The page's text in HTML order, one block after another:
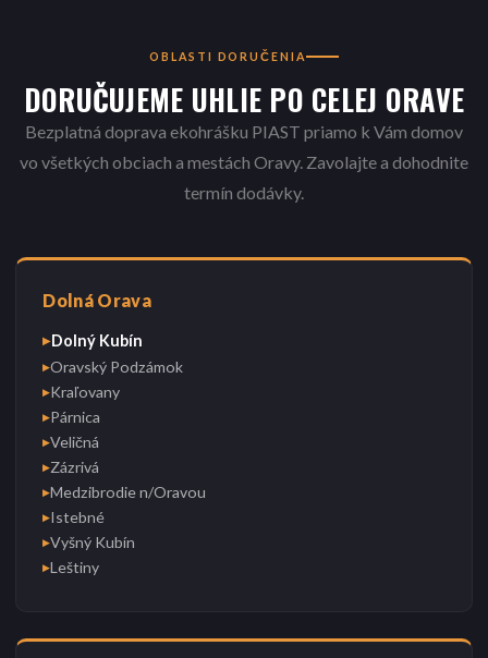
OBLASTI DORUČENIA
DORUČUJEME UHLIE PO CELEJ ORAVE
Bezplatná doprava ekohrášku PIAST priamo k Vám domov
vo všetkých obciach a mestách Oravy. Zavolajte a dohodnite
termín dodávky.
Dolná Orava
▶Dolný Kubín
▶Oravský Podzámok
▶Kraľovany
▶Párnica
▶Veličná
▶Zázrivá
▶Medzibrodie n/Oravou
▶Istebné
▶Vyšný Kubín
▶Leštiny